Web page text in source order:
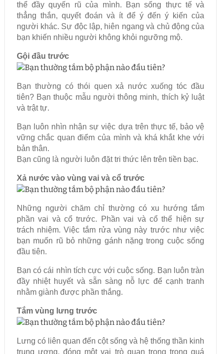
thể đầy quyến rũ của mình. Bạn sống thực tế và
thẳng thắn, quyết đoán và ít để ý đến ý kiến của
người khác. Sự độc lập, hiên ngang và chủ động của
bạn khiến nhiều người không khỏi ngưỡng mộ.
Gội đầu trước
Bạn thường có thói quen xả nước xuống tóc đầu
tiên? Bạn thuộc mẫu người thông minh, thích kỷ luật
và trật tự.
Bạn luôn nhìn nhận sự việc dựa trên thực tế, bảo vệ
vững chắc quan điểm của mình và khá khắt khe với
bản thân.
Bạn cũng là người luôn đặt tri thức lên trên tiền bạc.
Xả nước vào vùng vai và cổ trước
Những người chăm chỉ thường có xu hướng tắm
phần vai và cổ trước. Phần vai và cổ thể hiện sự
trách nhiệm. Việc tắm rửa vùng này trước như việc
bạn muốn rũ bỏ những gánh nặng trong cuộc sống
đầu tiên.
Bạn có cái nhìn tích cực với cuộc sống. Bạn luôn tràn
đầy nhiệt huyết và sẵn sàng nỗ lực để cạnh tranh
nhằm giành được phần thắng.
Tắm vùng lưng trước
Lưng có liên quan đến cột sống và hệ thống thần kinh
trung ương, đóng một vai trò quan trọng trong quá